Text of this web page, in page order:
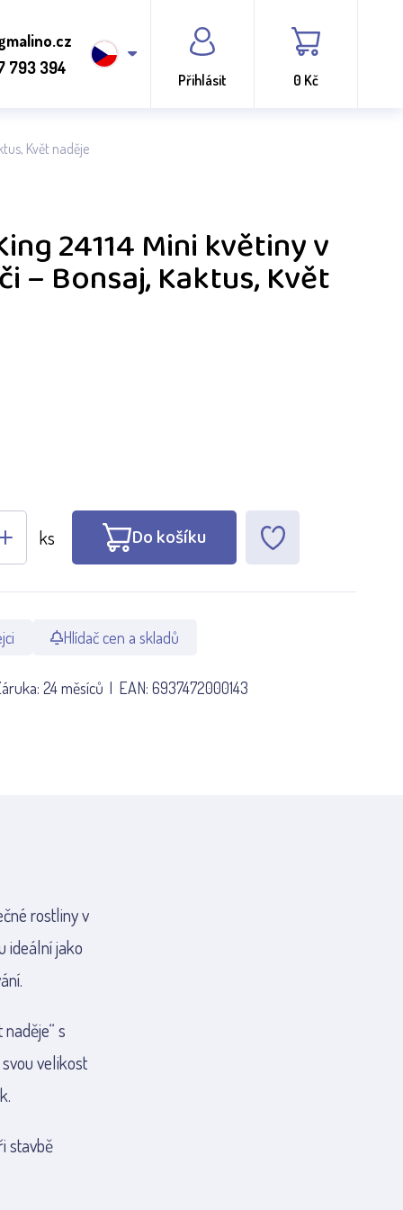
793 394
Přihlásit 0 Kč
Květ naděje
24114 Mini květiny v
– Bonsaj, Kaktus, Květ
ks Do košíku
Hlídač cen a skladů
24 měsíců EAN: 6937472000143
rostliny v
ideální jako
s
velikost
stavbě